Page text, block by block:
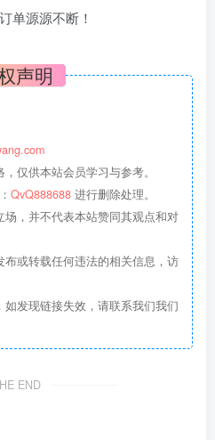
单源源不断！
声明
仅供本站会员学习与参考。
QvQ888688 进行删除处理。
，并不代表本站赞同其观点和对
或转载任何违法的相关信息，访
发现链接失效，请联系我们我们
END